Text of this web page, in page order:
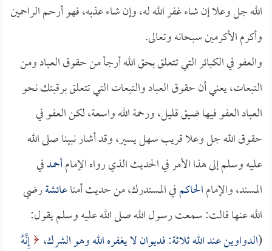
الله جل وعلا إن شاء غفر الله له، وإن شاء عذبه، فهو أرحم الراحمين
وأكرم الأكرمين سبحانه وتعالى.
والعفو في الكبائر التي تتعلق بحق الله أرجأ من حقوق العباد ومن
التبعات، يعني أن حقوق العباد والتبعات التي تتعلق برقبتك نحو
العباد العفو فيها ضيق قليل، ورحمة الله واسعة، لكن العفو في
حقوق الله جل وعلا قريب سهل يسير، وقد أشار نبينا صلى الله
عليه وسلم إلى هذا الأمر في الحديث الذي رواه الإمامأحمدفي
المسند، والإمامالحاكمفي المستدرك، من حديث أمناعائشةرضي
الله عنها قالت: سمعت رسول الله صلى الله عليه وسلم يقول:
(الدواوين عند الله ثلاثة: فديوان لا يغفره الله وهو الشرك، إِنَّهُ